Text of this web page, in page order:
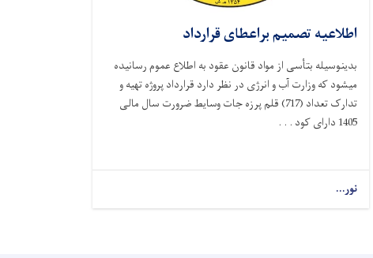
اطلاعیه تصمیم براعطای قرارداد
بدینوسیله بتأسی از مواد قانون عقود به اطلاع عموم رسانیده
میشود که وزارت آب و انرژی در نظر دارد قرارداد پروژه تهیه و
تدارک تعداد (717) قلم پرزه جات وسایط ضرورت سال مالی
1405 دارای کود . . .
نور...